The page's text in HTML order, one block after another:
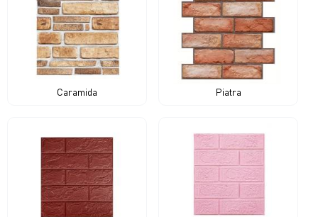
Caramida Piatra